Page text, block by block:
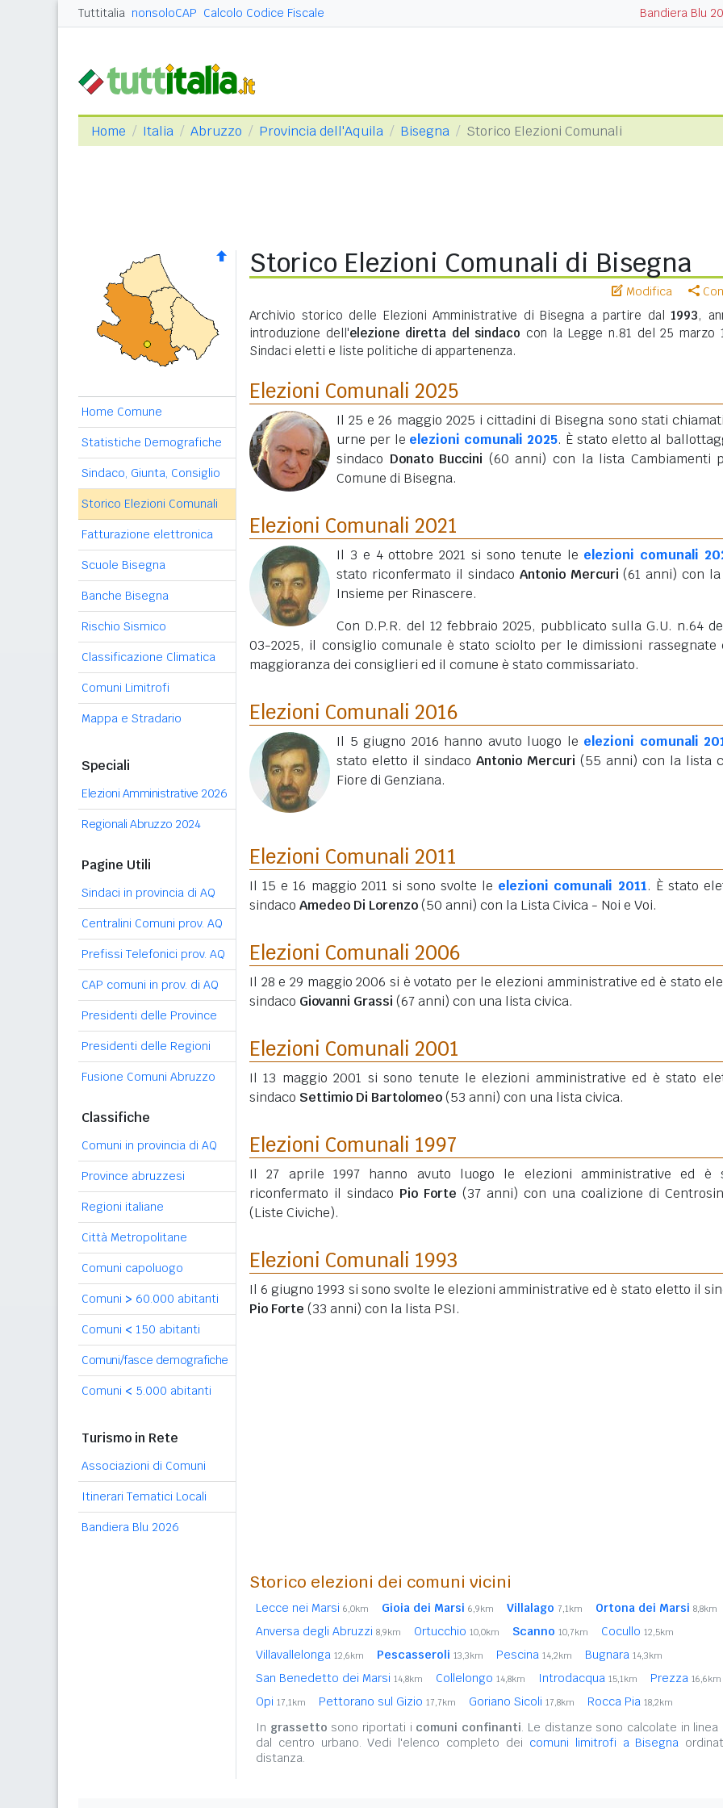
Tuttitalia nonsoloCAP Calcolo Codice Fiscale Bandiera Blu
Home Italia Abruzzo Provincia dell'Aquila Bisegna Storico Elezioni Comunali
Home Comune
Statistiche Demografiche
Sindaco, Giunta, Consiglio
Storico Elezioni Comunali
Fatturazione elettronica
Scuole Bisegna
Banche Bisegna
Rischio Sismico
Classificazione Climatica
Comuni Limitrofi
Mappa e Stradario
Speciali
Elezioni Amministrative 2026
Regionali Abruzzo 2024
Pagine Utili
Sindaci in provincia di AQ
Centralini Comuni prov. AQ
Prefissi Telefonici prov. AQ
CAP comuni in prov. di AQ
Presidenti delle Province
Presidenti delle Regioni
Fusione Comuni Abruzzo
Classifiche
Comuni in provincia di AQ
Province abruzzesi
Regioni italiane
Città Metropolitane
Comuni capoluogo
Comuni > 60.000 abitanti
Comuni < 150 abitanti
Comuni/fasce demografiche
Comuni < 5.000 abitanti
Turismo in Rete
Associazioni di Comuni
Itinerari Tematici Locali
Bandiera Blu 2026
Storico Elezioni Comunali di Bisegna
Modifica
Archivio storico delle Elezioni Amministrative di Bisegna a partire dal 1993,
introduzione dell'elezione diretta del sindaco con la Legge n.81 del 25 marzo
Sindaci eletti e liste politiche di appartenenza.
Elezioni Comunali 2025
Il 25 e 26 maggio 2025 i cittadini di Bisegna sono stati
urne per le elezioni comunali 2025. È stato eletto al
sindaco Donato Buccini (60 anni) con la lista Cambiamenti
Comune di Bisegna.
Elezioni Comunali 2021
Il 3 e 4 ottobre 2021 si sono tenute le elezioni comunali
stato riconfermato il sindaco Antonio Mercuri (61 anni) con
Insieme per Rinascere.
Con D.P.R. del 12 febbraio 2025, pubblicato sulla G.U. n.64
03-2025, il consiglio comunale è stato sciolto per le dimissioni rassegnate
maggioranza dei consiglieri ed il comune è stato commissariato.
Elezioni Comunali 2016
Il 5 giugno 2016 hanno avuto luogo le elezioni comunali
stato eletto il sindaco Antonio Mercuri (55 anni) con la lista
Fiore di Genziana.
Elezioni Comunali 2011
Il 15 e 16 maggio 2011 si sono svolte le elezioni comunali 2011. È stato
sindaco Amedeo Di Lorenzo(50 anni) con la Lista Civica - Noi e Voi.
Elezioni Comunali 2006
Il 28 e 29 maggio 2006 si è votato per le elezioni amministrative ed è stato
sindaco Giovanni Grassi (67 anni) con una lista civica.
Elezioni Comunali 2001
Il 13 maggio 2001 si sono tenute le elezioni amministrative ed è stato
sindaco Settimio Di Bartolomeo(53 anni) con una lista civica.
Elezioni Comunali 1997
Il 27 aprile 1997 hanno avuto luogo le elezioni amministrative ed è
riconfermato il sindaco Pio Forte (37 anni) con una coalizione di
(Liste Civiche).
Elezioni Comunali 1993
Il 6 giugno 1993 si sono svolte le elezioni amministrative ed è stato eletto il
Pio Forte (33 anni) con la lista PSI.
Storico elezioni dei comuni vicini
Lecce nei Marsi 6,0km Gioia dei Marsi 6,9km Villalago 7,1km Ortona dei Marsi 8,8km
Anversa degli Abruzzi 8,9km Ortucchio 10,0km Scanno 10,7km Cocullo 12,5km
Villavallelonga 12,6km Pescasseroli 13,3km Pescina 14,2km Bugnara 14,3km
San Benedetto dei Marsi 14,8km Collelongo 14,8km Introdacqua 15,1km Prezza 16,6km
Opi 17,1km Pettorano sul Gizio 17,7km Goriano Sicoli 17,8km Rocca Pia 18,2km
In grassetto sono riportati i comuni confinanti. Le distanze sono calcolate in linea
dal centro urbano. Vedi l'elenco completo dei comuni limitrofi a Bisegna
distanza.